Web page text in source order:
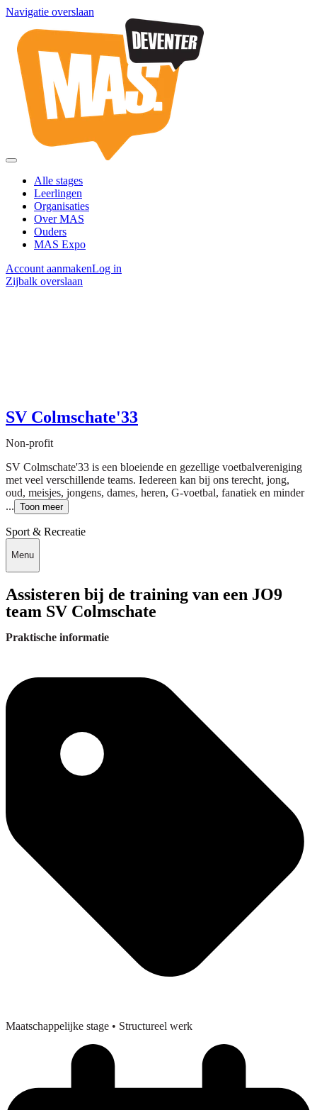
Navigatie overslaan
Alle stages
Leerlingen
Organisaties
Over MAS
Ouders
MAS Expo
Account aanmakenLog in
Zijbalk overslaan
SV Colmschate'33
Non-profit
SV Colmschate'33 is een bloeiende en gezellige voetbalvereniging
met veel verschillende teams. Iedereen kan bij ons terecht, jong,
oud, meisjes, jongens, dames, heren, G-voetbal, fanatiek en minder
... Toon meer
Sport & Recreatie
Menu
Assisteren bij de training van een JO9
team SV Colmschate
Praktische informatie
Maatschappelijke stage • Structureel werk